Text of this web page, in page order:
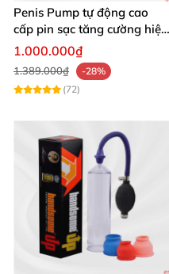
Penis Pump tự động cao
cấp pin sạc tăng cường hiệu
quả mua ngay
1.000.000₫
1.389.000₫
-28%
(72)